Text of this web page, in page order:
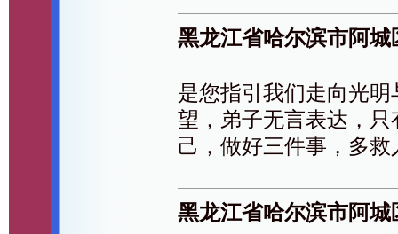
黑龙江省哈尔滨市阿
是您指引我们走向光
望，弟子无言表达，
己，做好三件事，多
黑龙江省哈尔滨市阿